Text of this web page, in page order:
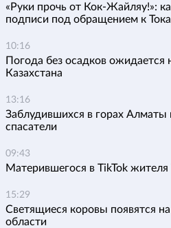
«Руки прочь от Кок-Жайляу!»:
подписи под обращением к
10:16
Погода без осадков ожидается
Казахстана
13:16
Заблудившихся в горах Алматы
спасатели
09:43
Матерившегося в TikTok жителя
15:29
Светящиеся коровы появятся
области